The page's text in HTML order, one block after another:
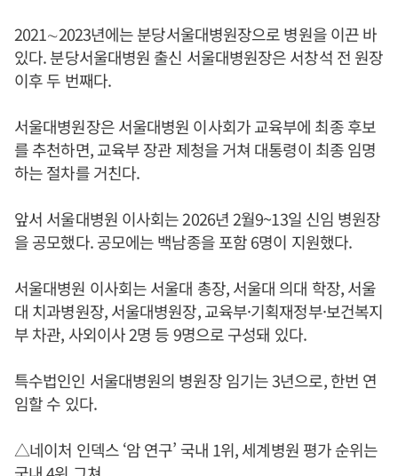
2021∼2023년에는 분당서울대병원장으로 병원을 이끈 바
있다. 분당서울대병원 출신 서울대병원장은 서창석 전 원장
이후 두 번째다.
서울대병원장은 서울대병원 이사회가 교육부에 최종 후보
를 추천하면, 교육부 장관 제청을 거쳐 대통령이 최종 임명
하는 절차를 거친다.
앞서 서울대병원 이사회는 2026년 2월9~13일 신임 병원장
을 공모했다. 공모에는 백남종을 포함 6명이 지원했다.
서울대병원 이사회는 서울대 총장, 서울대 의대 학장, 서울
대 치과병원장, 서울대병원장, 교육부·기획재정부·보건복지
부 차관, 사외이사 2명 등 9명으로 구성돼 있다.
특수법인인 서울대병원의 병원장 임기는 3년으로, 한번 연
임할 수 있다.
△네이처 인덱스 ‘암 연구’ 국내 1위, 세계병원 평가 순위는